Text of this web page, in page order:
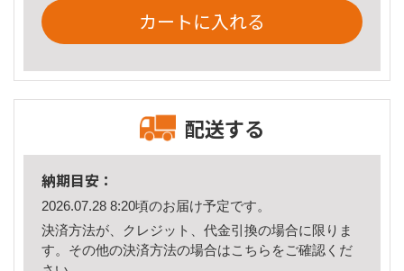
カートに入れる
配送する
納期目安：
2026.07.28 8:20頃のお届け予定です。
決済方法が、クレジット、代金引換の場合に限りま
す。その他の決済方法の場合はこちら をご確認くだ